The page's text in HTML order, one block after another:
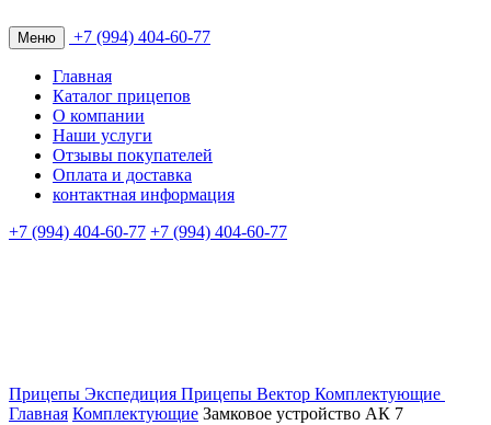
Меню +7 (994) 404-60-77
Главная
Каталог прицепов
О компании
Наши услуги
Отзывы покупателей
Оплата и доставка
контактная информация
+7 (994) 404-60-77 +7 (994) 404-60-77
Прицепы Экспедиция Прицепы Вектор Комплектующие
Главная Комплектующие Замковое устройство АК 7